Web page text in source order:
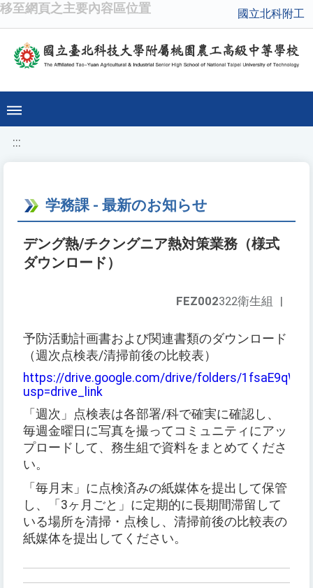
移至網頁之主要內容區位置 國立北科附工
:::
学務課 - 最新のお知らせ
デング熱/チクングニア熱対策業務（様式
ダウンロード）
FEZ002322衛生組 |
予防活動計画書および関連書類のダウンロード
（週次点検表/清掃前後の比較表）
https://drive.google.com/drive/folders/
usp=drive_link
「週次」点検表は各部署/科で確実に確認し、
毎週金曜日に写真を撮ってコミュニティにアッ
プロードして、務生組で資料をまとめてくださ
い。
「毎月末」に点検済みの紙媒体を提出して保管
し、「3ヶ月ごと」に定期的に長期間滞留して
いる場所を清掃・点検し、清掃前後の比較表の
紙媒体を提出してください。